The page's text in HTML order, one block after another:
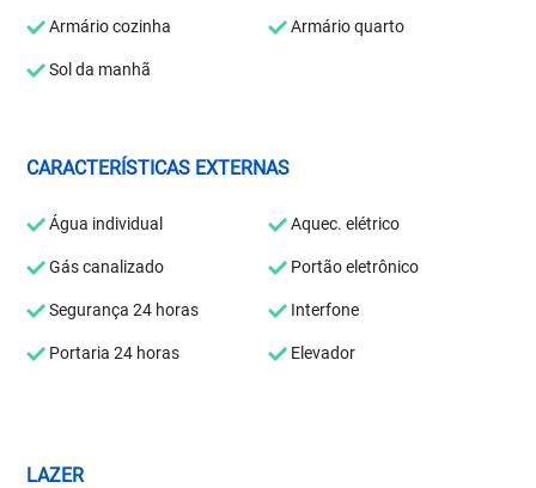
Armário cozinha Armário quarto
Sol da manhã
CARACTERÍSTICAS EXTERNAS
Água individual Aquec. elétrico
Gás canalizado Portão eletrônico
Segurança 24 horas Interfone
Portaria 24 horas Elevador
LAZER